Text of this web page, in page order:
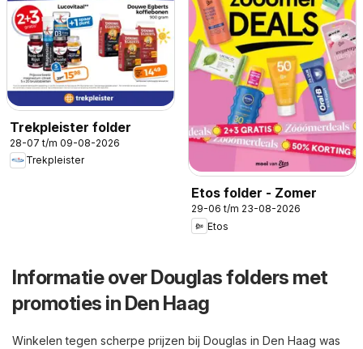
Trekpleister folder
28-07 t/m 09-08-2026
Trekpleister
Etos folder - Zomer
29-06 t/m 23-08-2026
Etos
Informatie over Douglas folders met
promoties in Den Haag
Winkelen tegen scherpe prijzen bij Douglas in Den Haag was